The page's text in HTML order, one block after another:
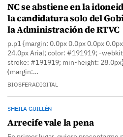
NC se abstiene en la
la candidatura solo del
la Administración de RTVC
p.p1 {margin: 0.0px 0.0px 0.0px
24.0px Arial; color: #191919; -
stroke: #191919; min-height:
{margin:…
BIOSFERADIGITAL
SHEILA GUILLÉN
Arrecife vale la pena